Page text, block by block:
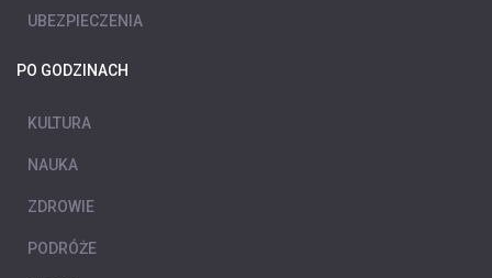
UBEZPIECZENIA
PO GODZINACH
KULTURA
NAUKA
ZDROWIE
PODRÓŻE